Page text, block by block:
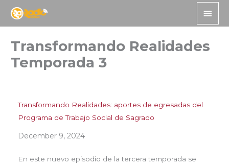
Main
Transformando Realidades
Temporada 3
Transformando Realidades: aportes de egresadas del
Programa de Trabajo Social de Sagrado
December 9, 2024
En este nuevo episodio de la tercera temporada se